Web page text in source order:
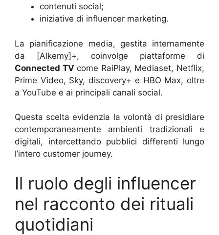
contenuti social;
iniziative di influencer marketing.
La pianificazione media, gestita internamente
da [Alkemy]+, coinvolge piattaforme di
Connected TV come RaiPlay, Mediaset, Netflix,
Prime Video, Sky, discovery+ e HBO Max, oltre
a YouTube e ai principali canali social.
Questa scelta evidenzia la volontà di presidiare
contemporaneamente ambienti tradizionali e
digitali, intercettando pubblici differenti lungo
l’intero customer journey.
Il ruolo degli influencer
nel racconto dei rituali
quotidiani